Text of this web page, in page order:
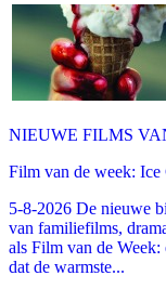
NIEUWE FILMS
Film van de week: Ice
5-8-2026 De nieuwe
van familiefilms,
als Film van de
dat de warmste...